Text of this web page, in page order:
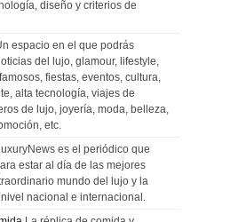
diseño y criterios de
espacio en el que podrás
del lujo, glamour, lifestyle,
fiestas, eventos, cultura,
alta tecnología, viajes de
de lujo, joyería, moda, belleza,
etc.
es el periódico que
estar al día de las mejores
mundo del lujo y la
nacional e internacional.